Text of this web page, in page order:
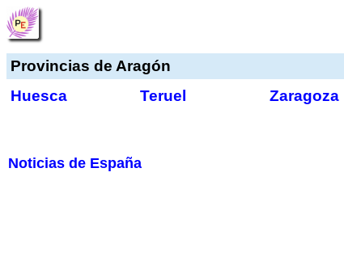
Provincias de Aragón
Huesca
Teruel Zaragoza
Noticias de España